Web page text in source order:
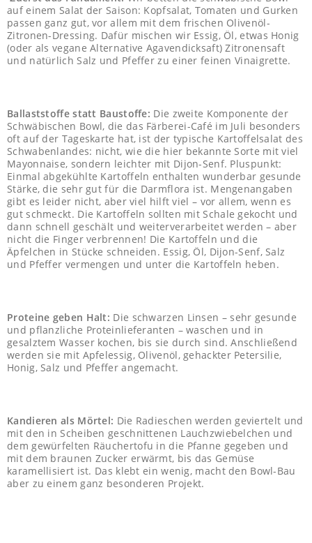
auf einem Salat der Saison: Kopfsalat, Tomaten und Gurken
passen ganz gut, vor allem mit dem frischen Olivenöl-
Zitronen-Dressing. Dafür mischen wir Essig, Öl, etwas Honig
(oder als vegane Alternative Agavendicksaft) Zitronensaft
und natürlich Salz und Pfeffer zu einer feinen Vinaigrette.
Ballaststoffe statt Baustoffe: Die zweite Komponente der
Schwäbischen Bowl, die das Färberei-Café im Juli besonders
oft auf der Tageskarte hat, ist der typische Kartoffelsalat des
Schwabenlandes: nicht, wie die hier bekannte Sorte mit viel
Mayonnaise, sondern leichter mit Dijon-Senf. Pluspunkt:
Einmal abgekühlte Kartoffeln enthalten wunderbar gesunde
Stärke, die sehr gut für die Darmflora ist. Mengenangaben
gibt es leider nicht, aber viel hilft viel – vor allem, wenn es
gut schmeckt. Die Kartoffeln sollten mit Schale gekocht und
dann schnell geschält und weiterverarbeitet werden – aber
nicht die Finger verbrennen! Die Kartoffeln und die
Äpfelchen in Stücke schneiden. Essig, Öl, Dijon-Senf, Salz
und Pfeffer vermengen und unter die Kartoffeln heben.
Proteine geben Halt: Die schwarzen Linsen – sehr gesunde
und pflanzliche Proteinlieferanten – waschen und in
gesalztem Wasser kochen, bis sie durch sind. Anschließend
werden sie mit Apfelessig, Olivenöl, gehackter Petersilie,
Honig, Salz und Pfeffer angemacht.
Kandieren als Mörtel: Die Radieschen werden geviertelt und
mit den in Scheiben geschnittenen Lauchzwiebelchen und
dem gewürfelten Räuchertofu in die Pfanne gegeben und
mit dem braunen Zucker erwärmt, bis das Gemüse
karamellisiert ist. Das klebt ein wenig, macht den Bowl-Bau
aber zu einem ganz besonderen Projekt.